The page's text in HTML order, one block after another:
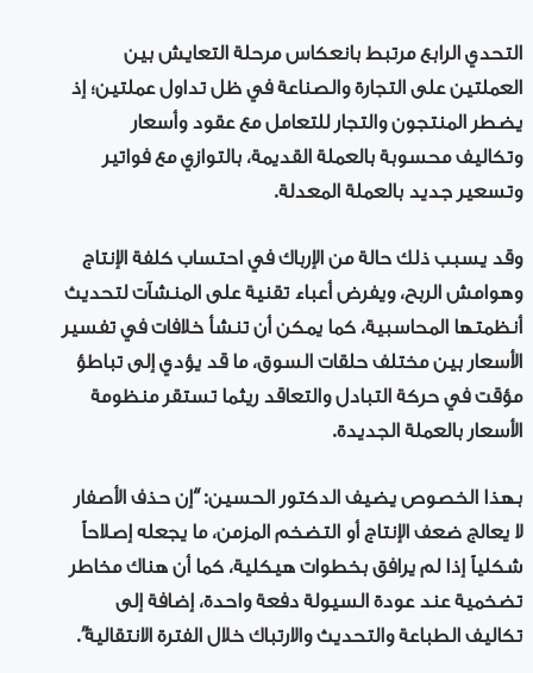
التحدي الرابع مرتبط بانعكاس مرحلة التعايش بين
العملتين على التجارة والصناعة في ظل تداول عملتين؛ إذ
يضطر المنتجون والتجار للتعامل مع عقود وأسعار
وتكاليف محسوبة بالعملة القديمة، بالتوازي مع فواتير
وتسعير جديد بالعملة المعدلة.
وقد يسبب ذلك حالة من الإرباك في احتساب كلفة الإنتاج
وهوامش الربح، ويفرض أعباء تقنية على المنشآت لتحديث
أنظمتها المحاسبية، كما يمكن أن تنشأ خلافات في تفسير
الأسعار بين مختلف حلقات السوق، ما قد يؤدي إلى تباطؤ
مؤقت في حركة التبادل والتعاقد ريثما تستقر منظومة
الأسعار بالعملة الجديدة.
بهذا الخصوص يضيف الدكتور الحسين: “إن حذف الأصفار
لا يعالج ضعف الإنتاج أو التضخم المزمن، ما يجعله إصلاحاً
شكلياً إذا لم يرافق بخطوات هيكلية، كما أن هناك مخاطر
تضخمية عند عودة السيولة دفعة واحدة، إضافة إلى
تكاليف الطباعة والتحديث والارتباك خلال الفترة الانتقالية”.